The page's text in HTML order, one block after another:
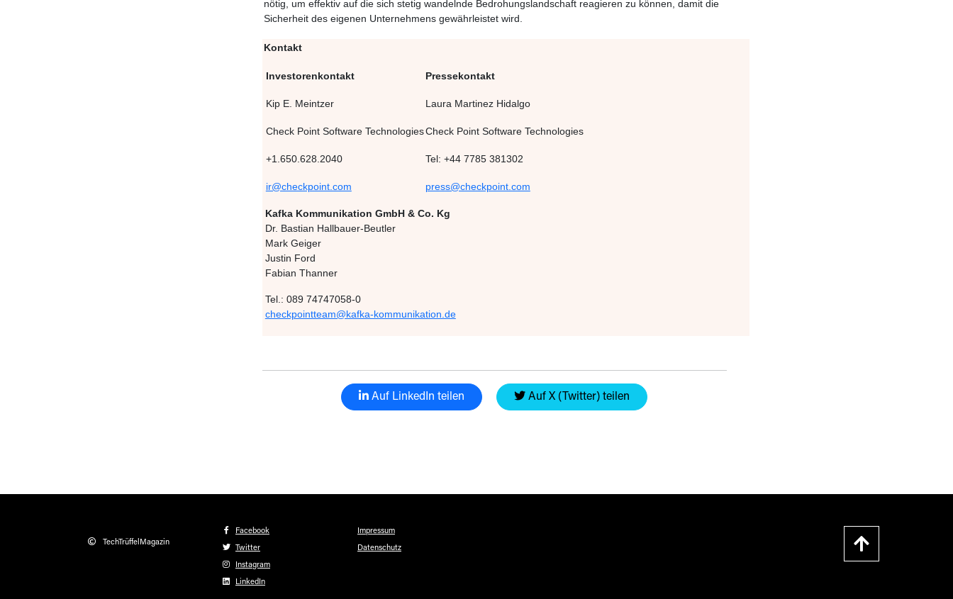
nötig, um effektiv auf die sich stetig wandelnde Bedrohungslandschaft reagieren zu können, damit die
Sicherheit des eigenen Unternehmens gewährleistet wird.
Kontakt
Investorenkontakt Pressekontakt
Kip E. Meintzer Laura Martinez Hidalgo
Check Point Software TechnologiesCheck Point Software Technologies
+1.650.628.2040 Tel: +44 7785 381302
ir@checkpoint.com press@checkpoint.com
Kafka Kommunikation GmbH & Co. Kg
Dr. Bastian Hallbauer-Beutler
Mark Geiger
Justin Ford
Fabian Thanner
Tel.: 089 74747058-0
checkpointteam@kafka-kommunikation.de
Auf LinkedIn teilen Auf X (Twitter) teilen
TechTrüffelMagazin
Facebook
Twitter
Instagram
LinkedIn
Impressum
Datenschutz